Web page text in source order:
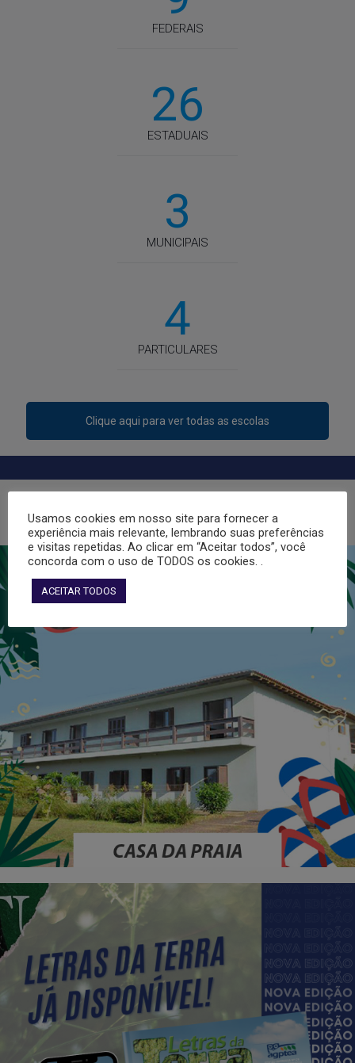
FEDERAIS
26
ESTADUAIS
3
MUNICIPAIS
4
PARTICULARES
Clique aqui para ver todas as escolas
Usamos cookies em nosso site para fornecer a
experiência mais relevante, lembrando suas preferências
e visitas repetidas. Ao clicar em “Aceitar todos”, você
concorda com o uso de TODOS os cookies. .
ACEITAR TODOS